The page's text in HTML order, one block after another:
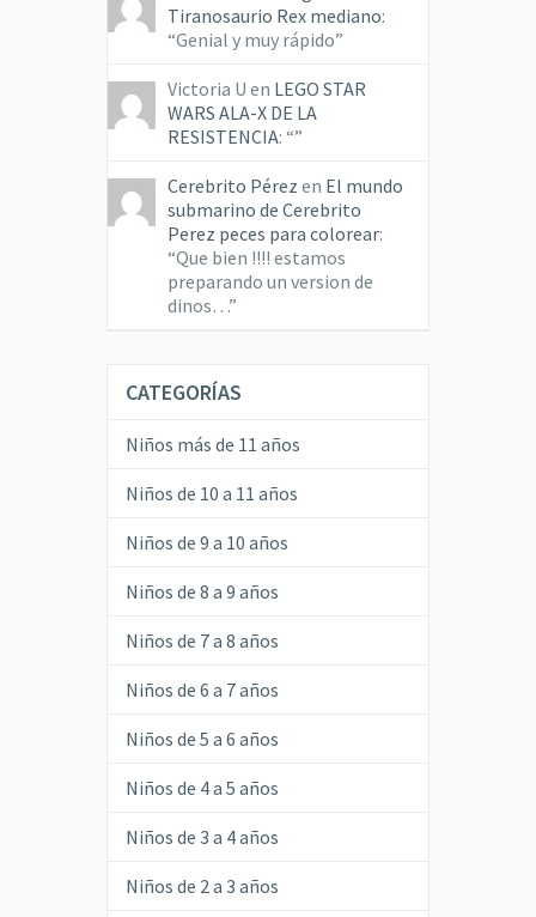
Tiranosaurio Rex mediano:
“Genial y muy rápido”
Victoria U en LEGO STAR
WARS ALA-X DE LA
RESISTENCIA: “”
Cerebrito Pérez en El mundo
submarino de Cerebrito
Perez peces para colorear:
“Que bien !!!! estamos
preparando un version de
dinos… ”
CATEGORÍAS
Niños más de 11 años
Niños de 10 a 11 años
Niños de 9 a 10 años
Niños de 8 a 9 años
Niños de 7 a 8 años
Niños de 6 a 7 años
Niños de 5 a 6 años
Niños de 4 a 5 años
Niños de 3 a 4 años
Niños de 2 a 3 años